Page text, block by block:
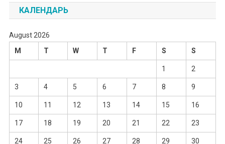
КАЛЕНДАРЬ
August 2026
M
T W T F S S
1 2
3 4 5 6 7 8 9
10 11 12 13 14 15 16
17 18 19 20 21 22 23
24 25 26 27 28 29 30